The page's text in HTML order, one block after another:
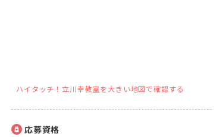
ハイタッチ！立川幸教室を大きい地図で確認する
応募資格